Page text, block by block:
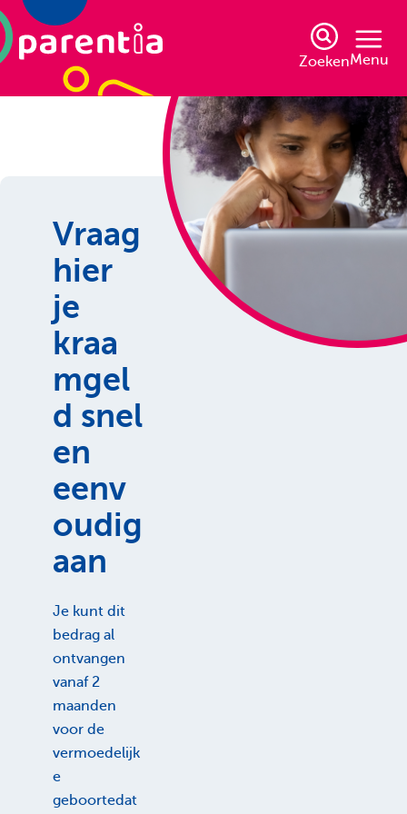
ZoekenMenu
Vraag
hier
je
kraa
mgel
d snel
en
eenv
oudig
aan
Je kunt dit
bedrag al
ontvangen
vanaf 2
maanden
voor de
vermoedelijk
e
geboortedat